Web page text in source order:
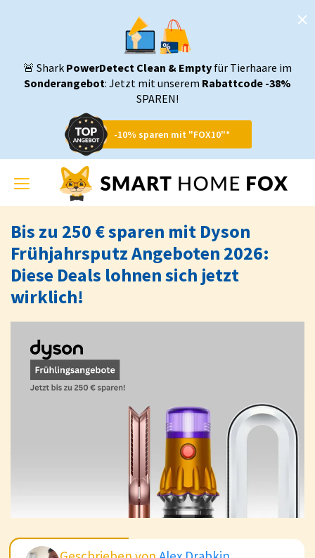
🚨 Shark PowerDetect Clean & Empty für Tierhaare im
Sonderangebot: Jetzt mit unserem Rabattcode -38%
SPAREN!
-10% sparen mit "FOX10"*
Toggle
navigation
Bis zu 250 € sparen mit Dyson
Frühjahrsputz Angeboten 2026:
Diese Deals lohnen sich jetzt
wirklich!